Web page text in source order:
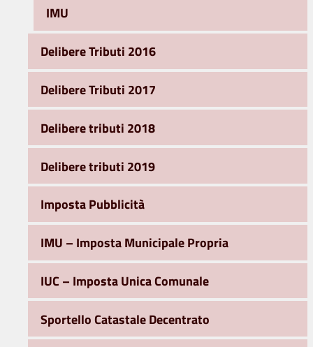
IMU
Delibere Tributi 2016
Delibere Tributi 2017
Delibere tributi 2018
Delibere tributi 2019
Imposta Pubblicità
IMU – Imposta Municipale Propria
IUC – Imposta Unica Comunale
Sportello Catastale Decentrato